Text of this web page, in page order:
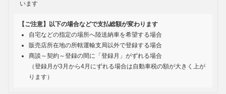
います
【ご注意】以下の場合などで支払総額が変わります
自宅などの指定の場所へ陸送納車を希望する場合
販売店所在地の所轄運輸支局以外で登録する場合
商談～契約～登録の間に「登録月」がずれる場合
（登録月が3月から4月にずれる場合は自動車税の額が大きく上が
ります）